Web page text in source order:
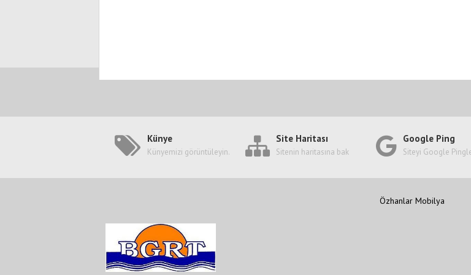
Künye
Künyemizi görüntüleyin.
Site Haritası
Sitenin haritasına bak
Google Ping
Siteyi Google
Özhanlar Mobilya